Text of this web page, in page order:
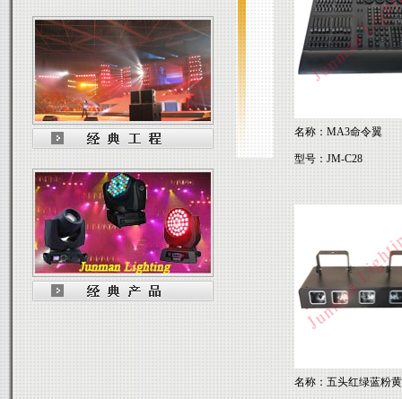
名称：MA3命令翼
型号：JM-C28
名称：五头红绿蓝粉